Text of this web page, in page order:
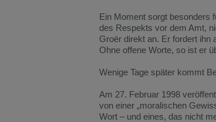
Ein Moment sorgt besonders
des Respekts vor dem Amt,
Groër direkt an. Er fordert ihn
Ohne offene Worte, so ist er
Wenige Tage später kommt
Am 27. Februar 1998
von einer „moralischen
Wort – und eines, das nicht